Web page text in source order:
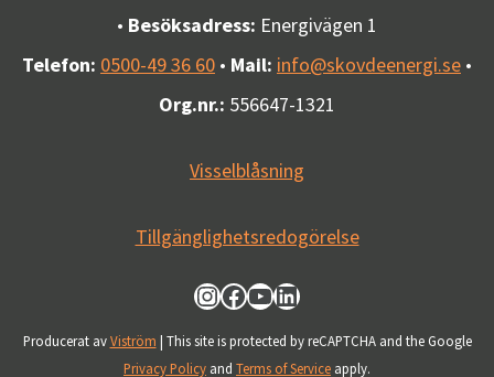
• Besöksadress: Energivägen 1
Telefon: 0500-49 36 60 • Mail: info@skovdeenergi.se •
Org.nr.: 556647-1321
Visselblåsning
Tillgänglighetsredogörelse
Besök oss på Instagram
Besök oss på Facebook
Besök vår kanal på YouTube
Besök oss på LinkedIn
Producerat avViström | This site is protected by reCAPTCHA and the Google
Privacy Policy and Terms of Service apply.